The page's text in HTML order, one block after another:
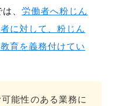
、 労働者へ粉じん
に対して、粉じん
育を義務付けてい
能性のある業務に